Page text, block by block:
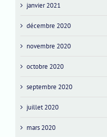
janvier 2021
décembre 2020
novembre 2020
octobre 2020
septembre 2020
juillet 2020
mars 2020